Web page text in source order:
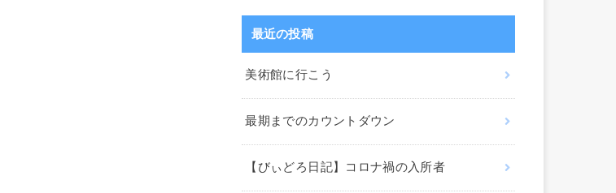
最近の投稿
美術館に行こう
最期までのカウントダウン
【びぃどろ日記】コロナ禍の入所者